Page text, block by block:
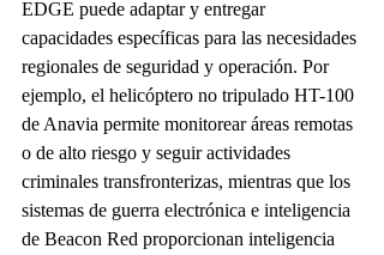
EDGE puede adaptar y entregar
capacidades específicas para las necesidades
regionales de seguridad y operación. Por
ejemplo, el helicóptero no tripulado HT-100
de Anavia permite monitorear áreas remotas
o de alto riesgo y seguir actividades
criminales transfronterizas, mientras que los
sistemas de guerra electrónica e inteligencia
de Beacon Red proporcionan inteligencia